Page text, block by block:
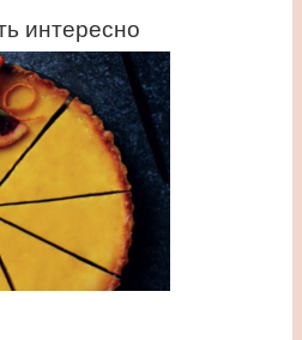
интересно